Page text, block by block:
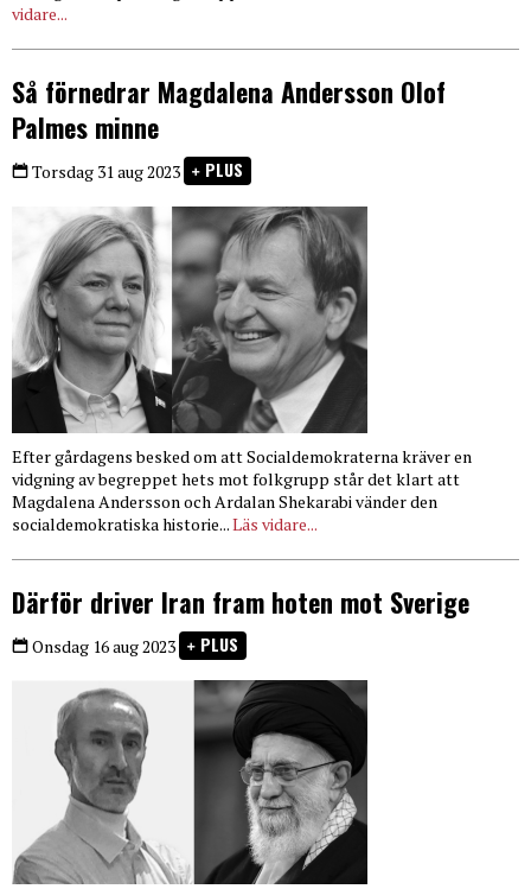
vidare...
Så förnedrar Magdalena Andersson Olof
Palmes minne
Torsdag 31 aug 2023 PLUS
Efter gårdagens besked om att Socialdemokraterna kräver en
vidgning av begreppet hets mot folkgrupp står det klart att
Magdalena Andersson och Ardalan Shekarabi vänder den
socialdemokratiska historie...Läs vidare...
Därför driver Iran fram hoten mot Sverige
Onsdag 16 aug 2023 PLUS